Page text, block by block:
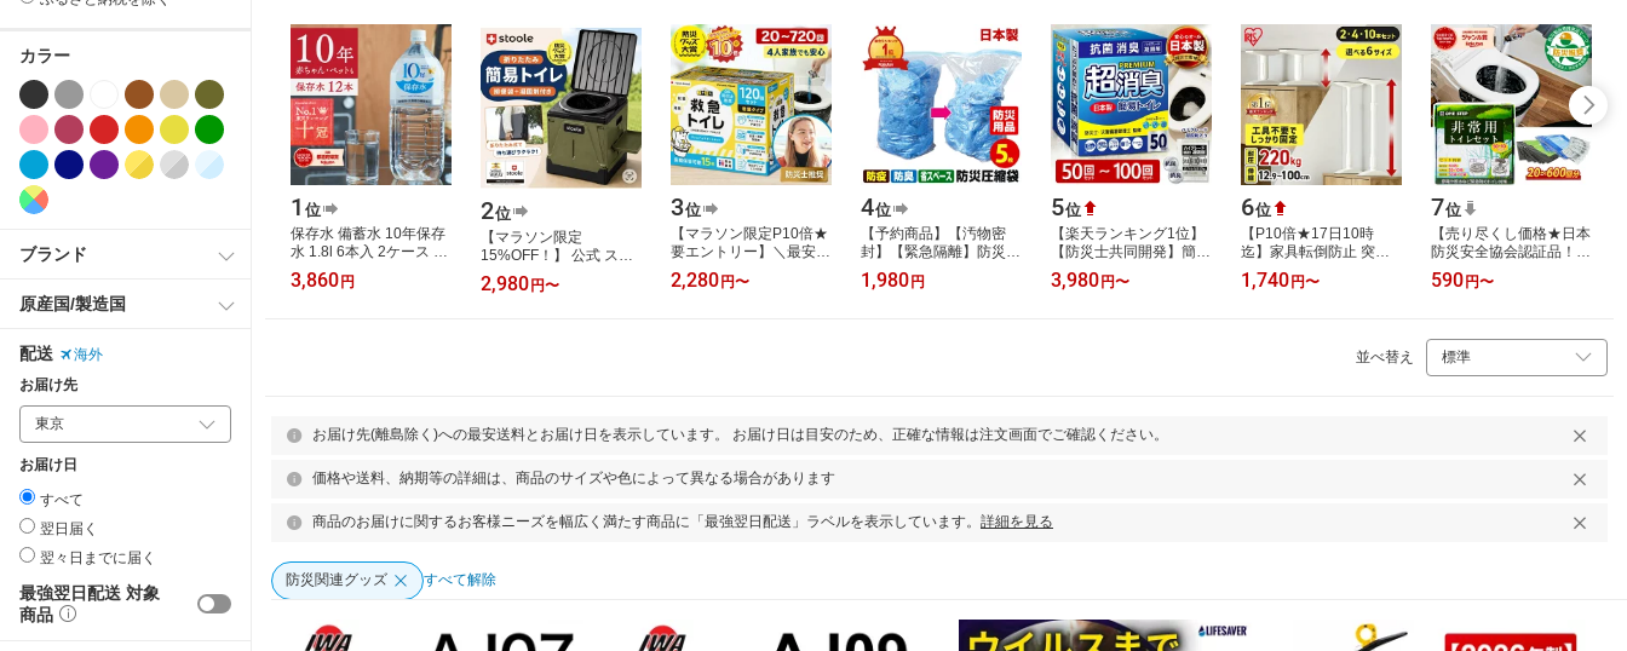
カラー
ブランド
原産国/製造国
配送
海外
お届け先
お届け日
すべて
翌日届く
翌々日までに届く
最強翌日配送 対象
商品
1 位
保存水 備蓄水 10年保存
水 1.8l 6本入 2ケース 12
本 10年保存可能 防災 防
災グッズ 非常時 災害 ミ
3,860 円
2位
【マラソン限定
15%OFF！】 公式 スツ
ーレ® 簡易トイレ 非常
用トイレ 携帯トイレ 防
2,980円〜
3位
【マラソン限定P10倍★
要エントリー】＼最安値
挑戦中！1回あたり約22
円／ 簡易トイレ 非常用
2,280 円〜
4位
【予約商品】【汚物密
封】【緊急隔離】防災圧
縮袋 日本製被災時、緊
急時の汚物・廃棄物・生
1,980 円
5位
【楽天ランキング1位】
【防災士共同開発】簡易
トイレ 非常用 トイレ 非
常用トイレ 凝固剤 持ち
3,980 円〜
6位
【P10倍★17日10時
迄】家具転倒防止 突っ
張り棒 アイリスオーヤ
マ 家具転倒防止伸縮棒 2
1,740 円〜
7位
【売り尽くし価格★日本
防災安全協会認証品！】
簡易トイレ 非常用トイ
レ 防災グッズ 防災 非常
590 円〜
並べ替え
お届け先(離島除く)への最安送料とお届け日を表示しています。 お届け日は目安のため、正確な情報は注文画面でご確認ください。
価格や送料、納期等の詳細は、商品のサイズや色によって異なる場合があります
商品のお届けに関するお客様ニーズを幅広く満たす商品に「最強翌日配送」ラベルを表示しています。 詳細を見る
防災関連グッズ すべて解除